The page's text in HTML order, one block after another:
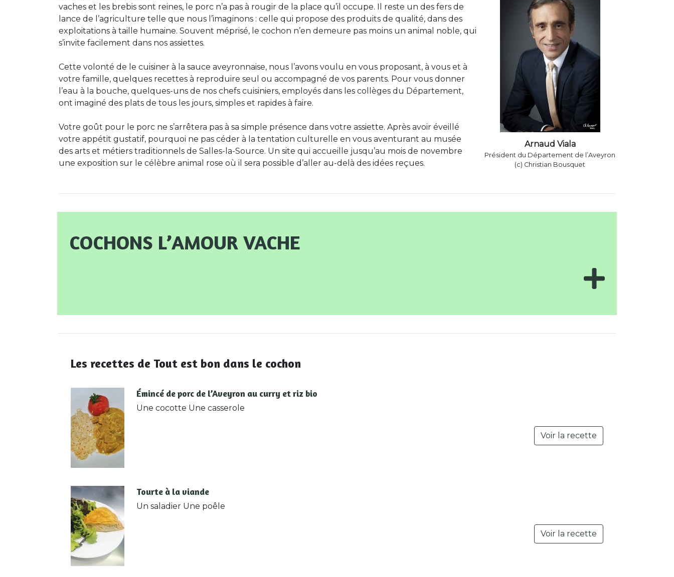
Arnaud Viala
Président du Département de l’Aveyron
(c) Christian Bousquet
vaches et les brebis sont reines, le porc n’a pas à rougir de la place qu’il occupe. Il reste un des fers de
lance de l’agriculture telle que nous l’imaginons : celle qui propose des produits de qualité, dans des
exploitations à taille humaine. Souvent méprisé, le cochon n’en demeure pas moins un animal noble, qui
s’invite facilement dans nos assiettes.
Cette volonté de le cuisiner à la sauce aveyronnaise, nous l’avons voulu en vous proposant, à vous et à
votre famille, quelques recettes à reproduire seul ou accompagné de vos parents. Pour vous donner
l’eau à la bouche, quelques-uns de nos chefs cuisiniers, employés dans les collèges du Département,
ont imaginé des plats de tous les jours, simples et rapides à faire.
Votre goût pour le porc ne s’arrêtera pas à sa simple présence dans votre assiette. Après avoir éveillé
votre appétit gustatif, pourquoi ne pas céder à la tentation culturelle en vous aventurant au musée
des arts et métiers traditionnels de Salles-la-Source. Un site qui accueille jusqu’au mois de novembre
une exposition sur le célèbre animal rose où il sera possible d’aller au-delà des idées reçues.
Cochons l’amour vache
Les recettes de Tout est bon dans le cochon
Émincé de porc de l’Aveyron au curry et riz bio
Une cocotte Une casserole
Voir la recette
Tourte à la viande
Un saladier Une poêle
Voir la recette